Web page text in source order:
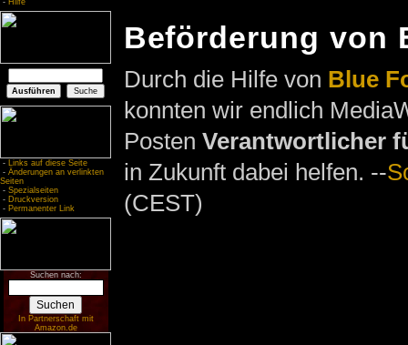
- Hilfe
- Links auf diese Seite
- Änderungen an verlinkten
Seiten
- Spezialseiten
- Druckversion
- Permanenter Link
Suchen nach:
In Partnerschaft mit
Amazon.de
Beförderung von
Durch die Hilfe von Blue
konnten wir endlich
Posten Verantwortlicher
in Zukunft dabei helfen. --
(CEST)